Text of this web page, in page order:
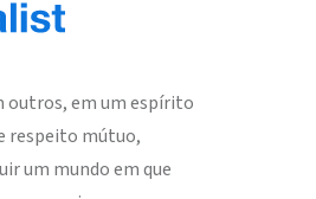
outros, em um espírito
respeito mútuo,
um mundo em que